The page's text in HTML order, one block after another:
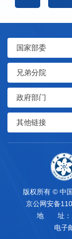
国家部委
兄弟分院
政府部门
其他链接
版权所有 © 中
京公网安备
地 址：
电子